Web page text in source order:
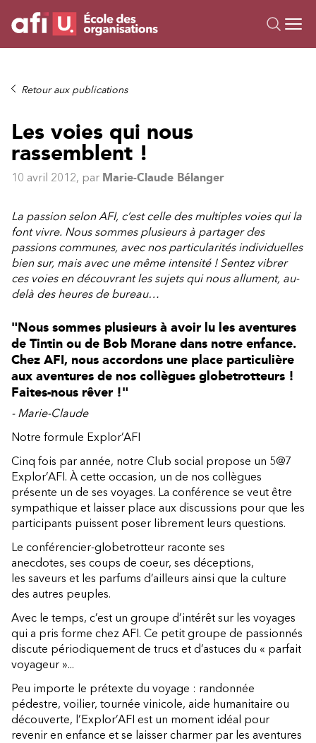
Formations
Sur mesure
À propos
Ressources
Retour aux publications
Les voies qui nous
rassemblent !
10 avril 2012, par Marie-Claude Bélanger
La passion selon AFI, c’est celle des multiples voies qui la
font vivre. Nous sommes plusieurs à partager des
passions communes, avec nos particularités individuelles
bien sur, mais avec une même intensité ! Sentez vibrer
ces voies en découvrant les sujets qui nous allument, au-
delà des heures de bureau…
"Nous sommes plusieurs à avoir lu les aventures
de Tintin ou de Bob Morane dans notre enfance.
Chez AFI, nous accordons une place particulière
aux aventures de nos collègues globetrotteurs !
Faites-nous rêver !"
- Marie-Claude
Notre formule Explor’AFI
Cinq fois par année, notre Club social propose un 5@7
Explor’AFI. À cette occasion, un de nos collègues
présente un de ses voyages. La conférence se veut être
sympathique et laisser place aux discussions pour que les
participants puissent poser librement leurs questions.
Le conférencier-globetrotteur raconte ses
anecdotes, ses coups de coeur, ses déceptions,
les saveurs et les parfums d’ailleurs ainsi que la culture
des autres peuples.
Avec le temps, c’est un groupe d’intérêt sur les voyages
qui a pris forme chez AFI. Ce petit groupe de passionnés
discute périodiquement de trucs et d’astuces du « parfait
voyageur »...
Peu importe le prétexte du voyage : randonnée
pédestre, voilier, tournée vinicole, aide humanitaire ou
découverte, l’Explor’AFI est un moment idéal pour
revenir en enfance et se laisser charmer par les aventures